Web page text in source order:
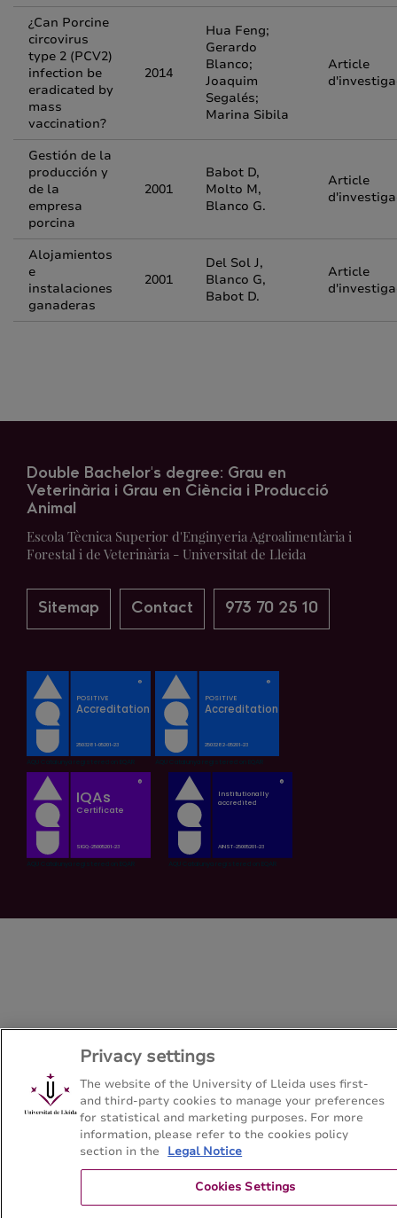
¿Can Porcine
circovirus
type 2 (PCV2)
infection be
eradicated by
mass
vaccination?
2014
Hua Feng;
Gerardo
Blanco;
Joaquim
Segalés;
Marina Sibila
Article
Gestión de la
producción y
de la
empresa
porcina
2001
Babot D,
Molto M,
Blanco G.
Article
Alojamientos
e
instalaciones
ganaderas
2001
Del Sol J,
Blanco G,
Babot D.
Article
Double Bachelor's degree: Grau en
Veterinària i Grau en Ciència i Producció
Animal
Escola Tècnica Superior d'Enginyeria Agroalimentària i
Forestal i de Veterinària - Universitat de Lleida
Sitemap Contact 973 70 25 10
Privacy settings
The website of the University of Lleida uses first-
and third-party cookies to manage your preferences
for statistical and marketing purposes. For more
information, please refer to the cookies policy
section in the
Legal Notice
Cookies Settings